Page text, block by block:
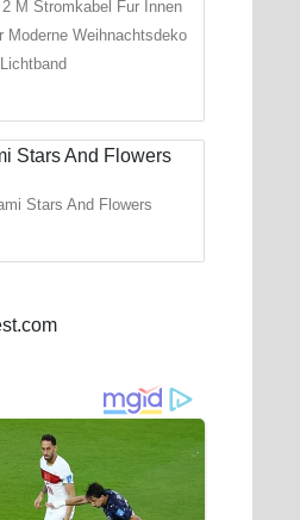
M Stromkabel Fur Innen
Moderne Weihnachtsdeko
Lichtband
Stars And Flowers